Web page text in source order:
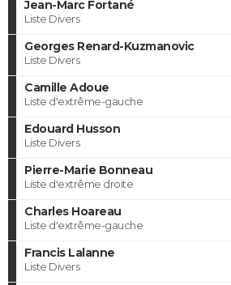
Jean-Marc Fortané
Liste Divers
Georges Renard-Kuzmanovic
Liste Divers
Camille Adoue
Liste d'extrême-gauche
Edouard Husson
Liste Divers
Pierre-Marie Bonneau
Liste d'extrême droite
Charles Hoareau
Liste d'extrême-gauche
Francis Lalanne
Liste Divers